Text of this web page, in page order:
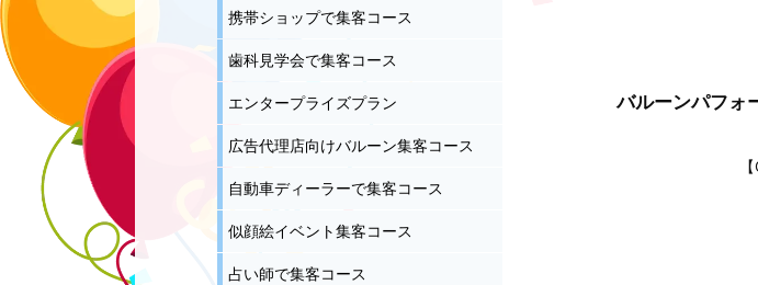
バルーンパフォ
携帯ショップで集客コース
歯科見学会で集客コース
エンタープライズプラン
広告代理店向けバルーン集客コース
自動車ディーラーで集客コース
似顔絵イベント集客コース
占い師で集客コース